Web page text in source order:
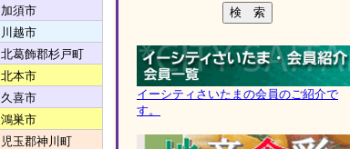
加須市
川越市
北葛飾郡杉戸町
北本市
久喜市
鴻巣市
児玉郡神川町
イーシティさいたまの会員のご紹介で
す。